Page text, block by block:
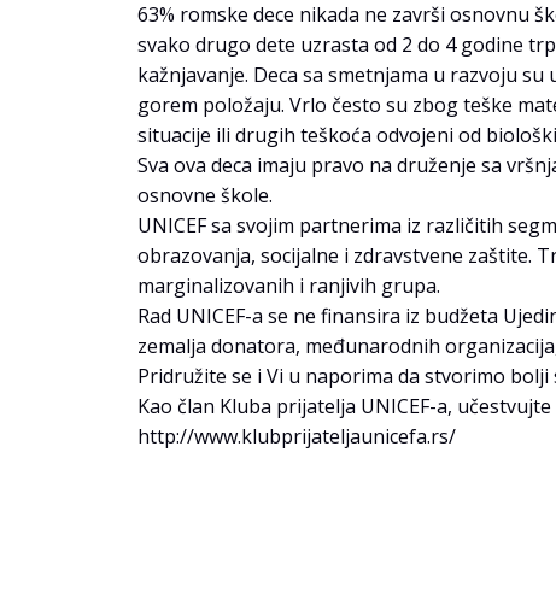
63% romske dece nikada ne završi osnovnu
svako drugo dete uzrasta od 2 do 4 godine
kažnjavanje. Deca sa smetnjama u razvoju su
gorem položaju. Vrlo često su zbog teške
situacije ili drugih teškoća odvojeni od
Sva ova deca imaju pravo na druženje sa
osnovne škole.
UNICEF sa svojim partnerima iz različitih
obrazovanja, socijalne i zdravstvene zaštite.
marginalizovanih i ranjivih grupa.
Rad UNICEF-a se ne finansira iz budžeta
zemalja donatora, međunarodnih
Pridružite se i Vi u naporima da stvorimo
Kao član Kluba prijatelja UNICEF-a,
http://www.klubprijateljaunicefa.rs/